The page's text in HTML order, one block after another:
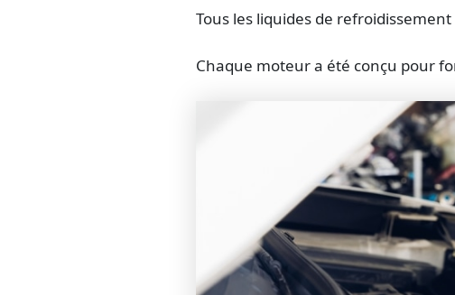
Tous les liquides de
Chaque moteur a été conçu pour